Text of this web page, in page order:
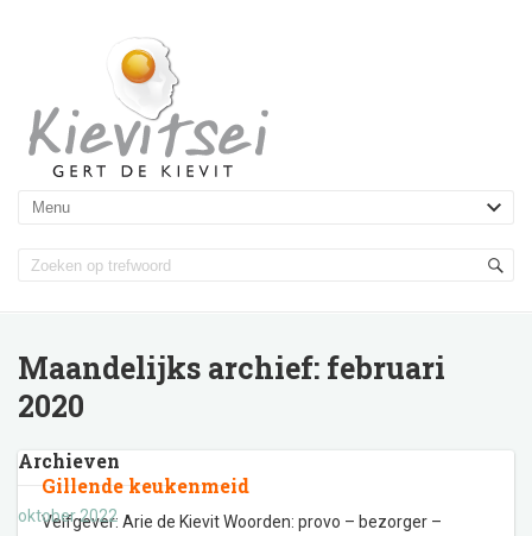
Maandelijks archief: februari
2020
Archieven
oktober 2022
Gillende keukenmeid
Veifgever: Arie de Kievit Woorden: provo – bezorger –